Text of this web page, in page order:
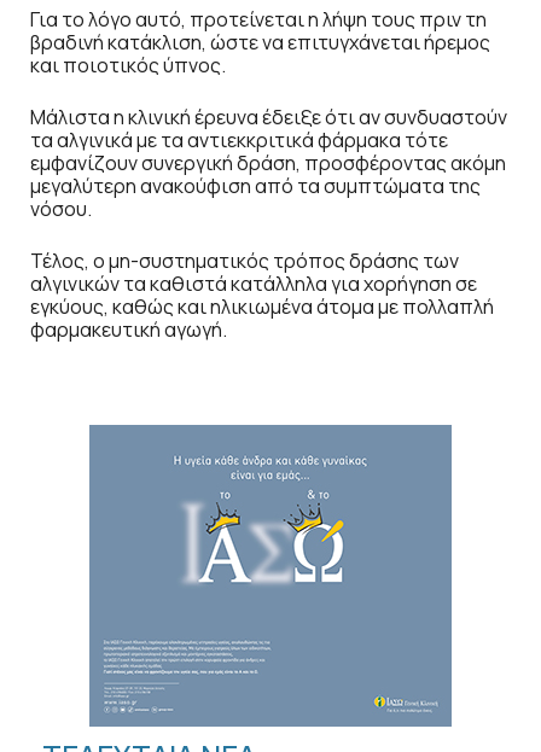
Για το λόγο αυτό, προτείνεται η λήψη τους πριν τη
βραδινή κατάκλιση, ώστε να επιτυγχάνεται ήρεμος
και ποιοτικός ύπνος.
Μάλιστα η κλινική έρευνα έδειξε ότι αν συνδυαστούν
τα αλγινικά με τα αντιεκκριτικά φάρμακα τότε
εμφανίζουν συνεργική δράση, προσφέροντας ακόμη
μεγαλύτερη ανακούφιση από τα συμπτώματα της
νόσου.
Τέλος, ο μη-συστηματικός τρόπος δράσης των
αλγινικών τα καθιστά κατάλληλα για χορήγηση σε
εγκύους, καθώς και ηλικιωμένα άτομα με πολλαπλή
φαρμακευτική αγωγή.